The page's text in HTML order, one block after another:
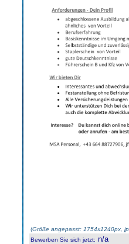
(Größe angepasst: 1754x1240px,
Bewerben Sie sich jetzt: n/a